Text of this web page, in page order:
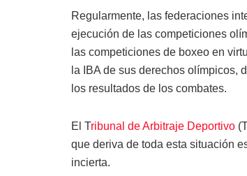
Regularmente, las federaciones
ejecución de las competiciones
las competiciones de boxeo en
la IBA de sus derechos olímpicos,
los resultados de los combates.
El Tribunal de Arbitraje Deportivo
que deriva de toda esta situación
incierta.